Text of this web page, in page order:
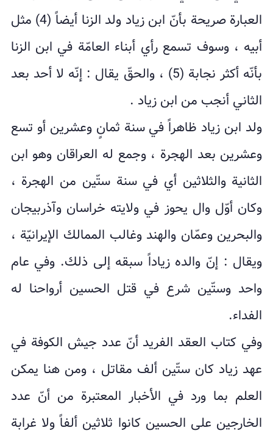
العبارة صريحة بأنّ ابن زياد ولد الزنا أيضاً (4) مثل
أبيه ، وسوف تسمع رأي أبناء العامّة في ابن الزنا
بأنّه أكثر نجابة (5) ، والحقّ يقال : إنّه لا أحد بعد
الثاني أنجب من ابن زياد .
ولد ابن زياد ظاهراً في سنة ثمانٍ وعشرين أو تسع
وعشرين بعد الهجرة ، وجمع له العراقان وهو ابن
الثانية والثلاثين أي في سنة ستّين من الهجرة ،
وكان أوّل وال يحوز في ولايته خراسان وآذربيجان
والبحرين وعمّان والهند وغالب الممالك الإيرانيّة ،
ويقال : إنّ والده زياداً سبقه إلى ذلك. وفي عام
واحد وستّين شرع في قتل الحسين أرواحنا له
الفداء.
وفي كتاب العقد الفريد أنّ عدد جيش الكوفة في
عهد زياد كان ستّين ألف مقاتل ، ومن هنا يمكن
العلم بما ورد في الأخبار المعتبرة من أنّ عدد
الخارجين على الحسين كانوا ثلاثين ألفاً ولا غرابة